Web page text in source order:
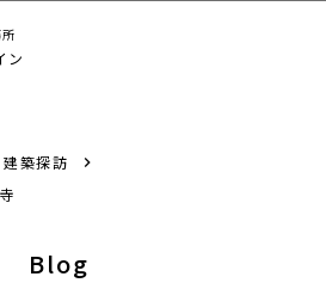
ン
建築探訪
Blog